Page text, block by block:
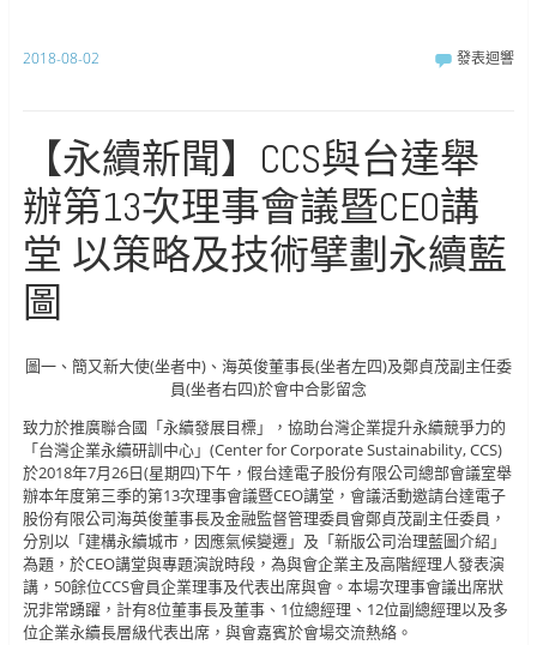
2018-08-02 發表迴響
【永續新聞】CCS與台達舉
辦第13次理事會議暨CEO講
堂 以策略及技術擘劃永續藍
圖
圖一、簡又新大使(坐者中)、海英俊董事長(坐者左四)及鄭貞茂副主任委
員(坐者右四)於會中合影留念
致力於推廣聯合國「永續發展目標」，協助台灣企業提升永續競爭力的
「台灣企業永續研訓中心」(Center for Corporate Sustainability, CCS)
於2018年7月26日(星期四)下午，假台達電子股份有限公司總部會議室舉
辦本年度第三季的第13次理事會議暨CEO講堂，會議活動邀請台達電子
股份有限公司海英俊董事長及金融監督管理委員會鄭貞茂副主任委員，
分別以「建構永續城市，因應氣候變遷」及「新版公司治理藍圖介紹」
為題，於CEO講堂與專題演說時段，為與會企業主及高階經理人發表演
講，50餘位CCS會員企業理事及代表出席與會。本場次理事會議出席狀
況非常踴躍，計有8位董事長及董事、1位總經理、12位副總經理以及多
位企業永續長層級代表出席，與會嘉賓於會場交流熱絡。